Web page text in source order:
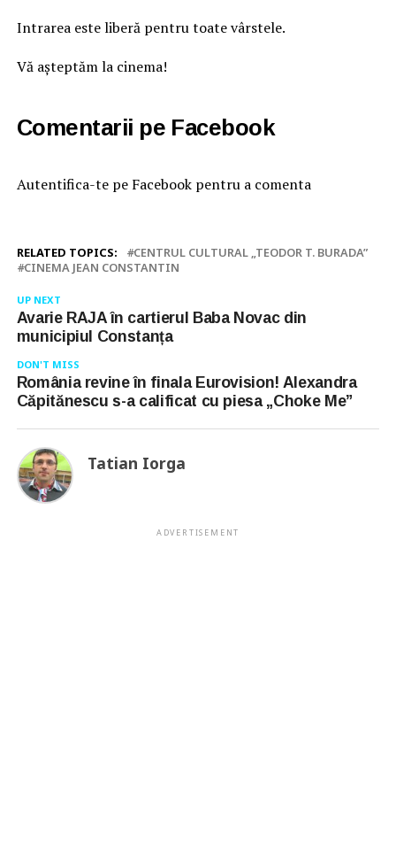
Intrarea este liberă pentru toate vârstele.
Vă așteptăm la cinema!
Comentarii pe Facebook
Autentifica-te pe Facebook pentru a comenta
RELATED TOPICS:
CENTRUL CULTURAL „TEODOR T. BURADA”
CINEMA JEAN CONSTANTIN
UP NEXT
Avarie RAJA în cartierul Baba Novac din
municipiul Constanța
DON'T MISS
România revine în finala Eurovision! Alexandra
Căpitănescu s-a calificat cu piesa „Choke Me”
Tatian Iorga
ADVERTISEMENT